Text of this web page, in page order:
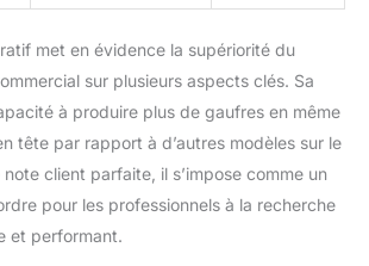
permet une fermeture et
De plus, il est équipé
d'une gamme
d'accessoires pour
faciliter la cuisson.
Applications
polyvalentes : cette
machine à gaufres
antiadhésive est parfaite
met en évidence la supériorité du
sur plusieurs aspects clés. Sa
à produire plus de gaufres en même
tête par rapport à d’autres modèles sur le
client parfaite, il s’impose comme un
pour les professionnels à la recherche
et performant.